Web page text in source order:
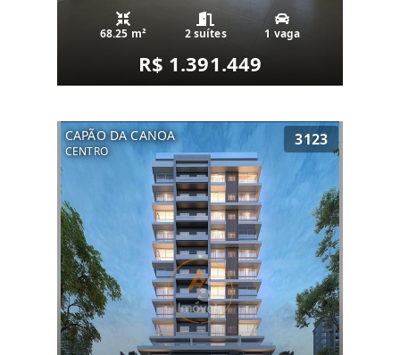
68.25 m² 2 suítes 1 vaga
R$ 1.391.449
CAPÃO DA CANOA
CENTRO
3123